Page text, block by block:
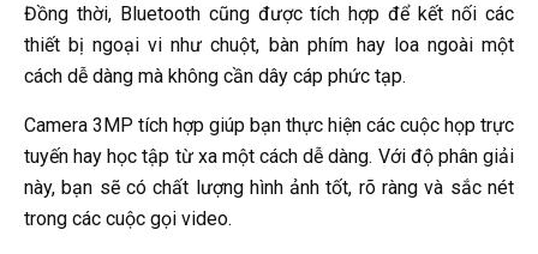
Đồng thời, Bluetooth cũng được tích hợp để kết nối các
thiết bị ngoại vi như chuột, bàn phím hay loa ngoài một
cách dễ dàng mà không cần dây cáp phức tạp.
Camera 3MP tích hợp giúp bạn thực hiện các cuộc họp trực
tuyến hay học tập từ xa một cách dễ dàng. Với độ phân giải
này, bạn sẽ có chất lượng hình ảnh tốt, rõ ràng và sắc nét
trong các cuộc gọi video.